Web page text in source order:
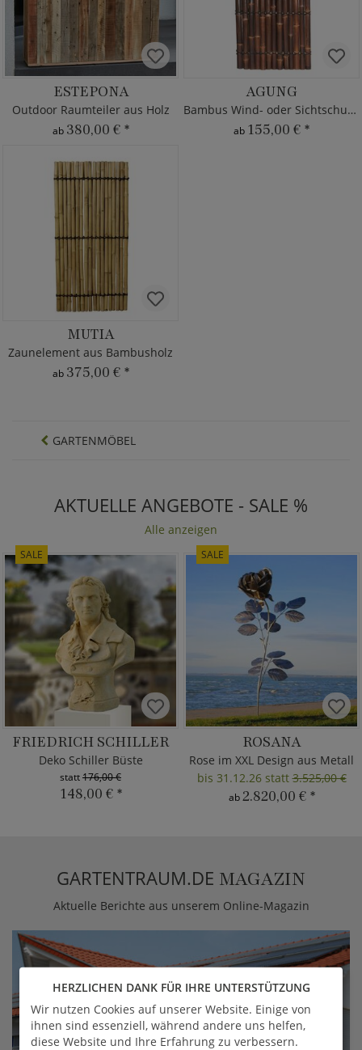
ESTEPONA
Outdoor Raumteiler aus Holz
ab 380,00 € *
AGUNG
Bambus Wind- oder Sichtschutzzaun
ab 155,00 € *
MUTIA
Zaunelement aus Bambusholz
ab 375,00 € *
GARTENMÖBEL
AKTUELLE ANGEBOTE - SALE %
Alle anzeigen
SALE
FRIEDRICH SCHILLER
Deko Schiller Büste
statt176,00 €
148,00 € *
SALE
ROSANA
Rose im XXL Design aus Metall
bis 31.12.26 statt3.525,00 €
ab2.820,00 € *
GARTENTRAUM.DE MAGAZIN
Aktuelle Berichte aus unserem Online-Magazin
HERZLICHEN DANK FÜR IHRE UNTERSTÜTZUNG
Wir nutzen Cookies auf unserer Website. Einige von
ihnen sind essenziell, während andere uns helfen,
diese Website und Ihre Erfahrung zu verbessern.